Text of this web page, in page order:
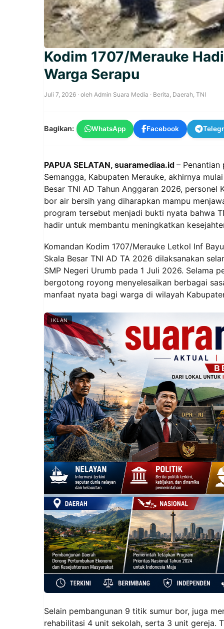
Kodim 1707/Merauke
Warga Serapu
Juli 7, 2026 · oleh Admin Suara Media · Berita Daerah TNI
Bagikan: WhatsApp Facebook
PAPUA SELATAN, suaramediaa.id – Penantian
Semangga, Kabupaten Merauke, akhirnya
Besar TNI AD Tahun Anggaran 2026, personel
bor air bersih yang diharapkan mampu
program tersebut menjadi bukti nyata bahwa
hadir untuk membantu meningkatkan
Komandan Kodim 1707/Merauke Letkol Inf
Skala Besar TNI AD TA 2026 dilaksanakan
SMP Negeri Urumb pada 1 Juli 2026. Selama
bergotong royong menyelesaikan berbagai
manfaat nyata bagi warga di wilayah
IKLAN
Selain pembangunan 9 titik sumur bor, juga
rehabilitasi 4 unit sekolah, serta 3 unit gereja.